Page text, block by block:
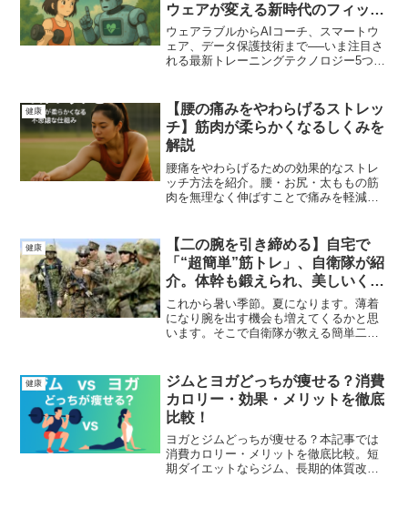
ウェアが変える新時代のフィット
ネス戦略
ウェアラブルからAIコーチ、スマートウ
ェア、データ保護技術まで──いま注目さ
れる最新トレーニングテクノロジー5つを
管理を賢くアップデートしたい方へ向け
た総合ガイドです。
健康
【腰の痛みをやわらげるストレッ
チ】筋肉が柔らかくなるしくみを
解説
腰痛をやわらげるための効果的なストレ
ッチ方法を紹介。腰・お尻・太ももの筋
肉を無理なく伸ばすことで痛みを軽減
健康
【二の腕を引き締める】自宅で
「“超簡単”筋トレ」、自衛隊が紹
介。体幹も鍛えられ、美しいくび
れもできる。
これから暑い季節。夏になります。薄着
になり腕を出す機会も増えてくるかと思
います。そこで自衛隊が教える簡単二の
健康
ジムとヨガどっちが痩せる？消費
カロリー・効果・メリットを徹底
比較！
ヨガとジムどっちが痩せる？本記事では
消費カロリー・メリットを徹底比較。短
期ダイエットならジム、長期的体質改善